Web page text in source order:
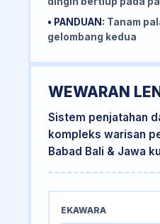
• PANDUAN: Tanam
gelombang kedua
WEWARAN
Sistem penjatahan
kompleks warisan
Babad Bali & Jawa
EKAWARA